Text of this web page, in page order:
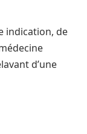
indication, de
d’une